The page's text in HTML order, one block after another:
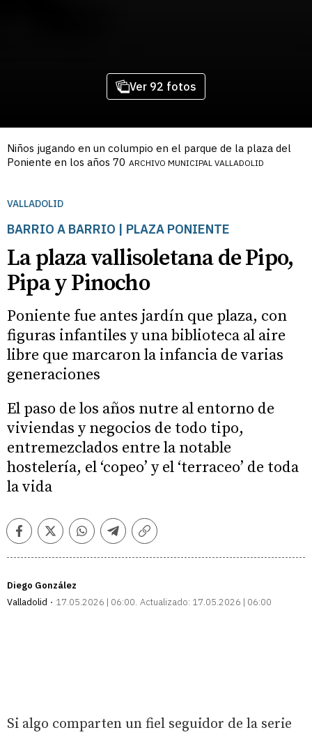
Ver 92 fotos
Niños jugando en un columpio en el parque de la plaza del
Poniente en los años 70 ARCHIVO MUNICIPAL VALLADOLID
VALLADOLID
BARRIO A BARRIO | PLAZA PONIENTE
La plaza vallisoletana de Pipo,
Pipa y Pinocho
Poniente fue antes jardín que plaza, con
figuras infantiles y una biblioteca al aire
libre que marcaron la infancia de varias
generaciones
El paso de los años nutre al entorno de
viviendas y negocios de todo tipo,
entremezclados entre la notable
hostelería, el ‘copeo’ y el ‘terraceo’ de toda
la vida
FacebookTwitterWhatsappTelegramCopiar
Diego González
Valladolid
17.05.2026 | 06:00 Actualizado: 17.05.2026 | 06:00
Si algo comparten un fiel seguidor de la serie